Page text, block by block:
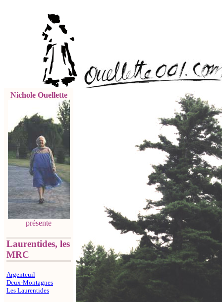
Nichole Ouellette
présente
Laurentides, les
MRC
Argenteuil
Deux-Montagnes
Les Laurentides